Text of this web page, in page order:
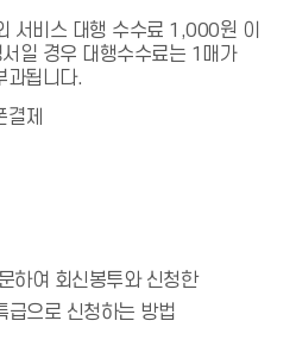
서비스 대행 수수료 1,000원 이
일 경우 대행수수료는 1매가
과됩니다.
제
하여 회신봉투와 신청한
급으로 신청하는 방법